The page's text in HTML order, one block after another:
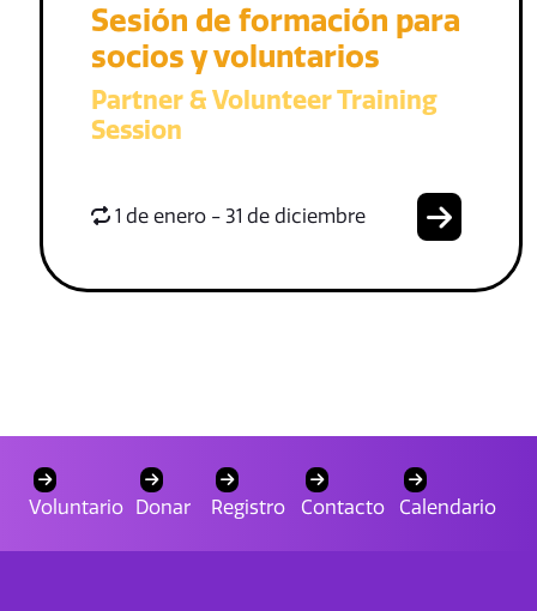
Sesión de formación para
socios y voluntarios
Partner & Volunteer Training
Session
1 de enero - 31 de diciembre
Voluntario Donar Registro Contacto Calendario